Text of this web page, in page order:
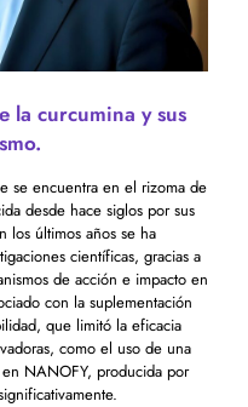
la curcumina y sus
se encuentra en el rizoma de
desde hace siglos por sus
los últimos años se ha
científicas, gracias a
de acción e impacto en
con la suplementación
que limitó la eficacia
como el uso de una
NANOFY, producida por